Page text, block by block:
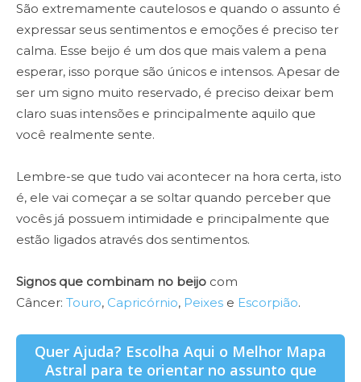
São extremamente cautelosos e quando o assunto é
expressar seus sentimentos e emoções é preciso ter
calma. Esse beijo é um dos que mais valem a pena
esperar, isso porque são únicos e intensos. Apesar de
ser um signo muito reservado, é preciso deixar bem
claro suas intensões e principalmente aquilo que
você realmente sente.
Lembre-se que tudo vai acontecer na hora certa, isto
é, ele vai começar a se soltar quando perceber que
vocês já possuem intimidade e principalmente que
estão ligados através dos sentimentos.
Signos que combinam no beijo com
Câncer: Touro, Capricórnio, Peixes e Escorpião.
Quer Ajuda? Escolha Aqui o Melhor Mapa
Astral para te orientar no assunto que